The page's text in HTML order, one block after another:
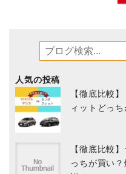
人気の投稿
【徹底比較
ィットどっ
【徹底比較
っちが買い